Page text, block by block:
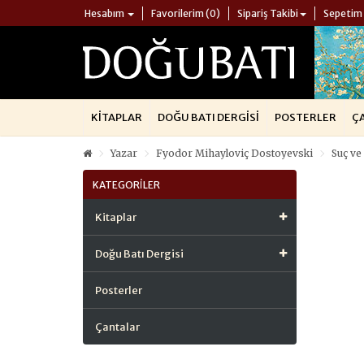
Hesabım Favorilerim (0) Sipariş Takibi Sepetim
KITAPLAR DOĞU BATI DERGISI POSTERLER
Yazar Fyodor Mihayloviç Dostoyevski Suç
KATEGORILER
Kitaplar
Doğu Batı Dergisi
Posterler
Çantalar